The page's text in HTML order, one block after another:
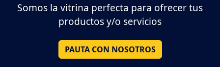
Somos la vitrina perfecta para ofrecer tus
productos y/o servicios
PAUTA CON NOSOTROS